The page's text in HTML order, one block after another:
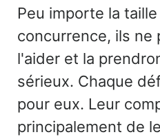
Peu importe la
concurrence, ils ne
l'aider et la
sérieux. Chaque
pour eux. Leur
principalement de